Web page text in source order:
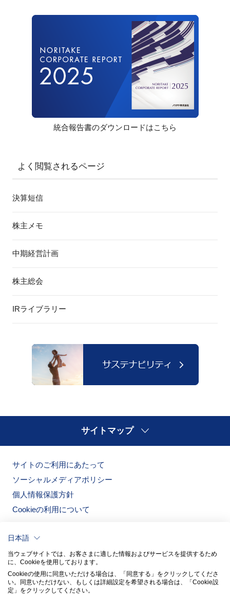
統合報告書のダウンロードはこちら
よく閲覧されるページ
決算短信
株主メモ
中期経営計画
株主総会
IRライブラリー
サイトマップ
サイトのご利用にあたって
ソーシャルメディアポリシー
個人情報保護方針
Cookieの利用について
日本語
当ウェブサイトでは、お客さまに適した情報およびサービスを提供するため
に、Cookieを使用しております。
Cookieの使用に同意いただける場合は、「同意する」をクリックしてくださ
い。​同意いただけない、もしくは詳細設定を希望される場合は、「Cookie設
定」をクリックしてください。​